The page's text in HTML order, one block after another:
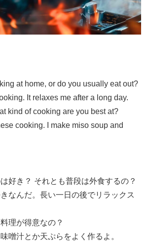
at home, or do you usually eat out?
It relaxes me after a long day.
kind of cooking are you best at?
cooking. I make miso soup and
好き？ それとも普段は外食するの？
なんだ。長い一日の後でリラックス
理が得意なの？
噌汁とか天ぷらをよく作るよ。